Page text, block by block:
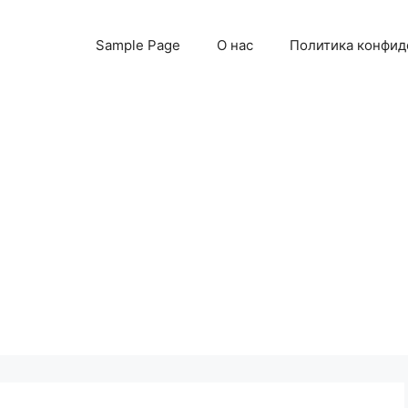
Sample Page О нас Политика